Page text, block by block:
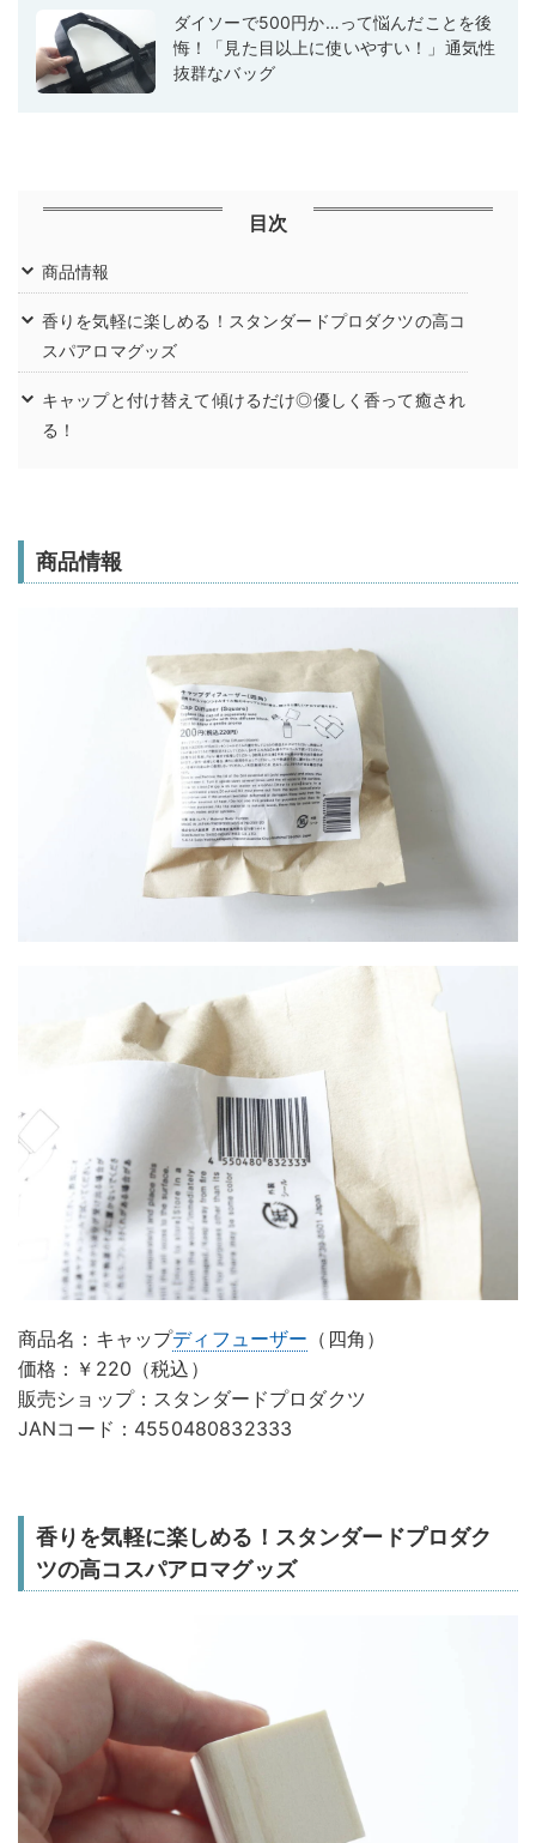
ダイソーで500円か…って悩んだことを後
悔！「見た目以上に使いやすい！」通気性
抜群なバッグ
目次
商品情報
香りを気軽に楽しめる！スタンダードプロダクツの高コ
スパアロマグッズ
キャップと付け替えて傾けるだけ◎優しく香って癒され
る！
商品情報
商品名：キャップディフューザー （四角）
価格：￥220（税込）
販売ショップ：スタンダードプロダクツ
JANコード：4550480832333
香りを気軽に楽しめる！スタンダードプロダク
ツの高コスパアロマグッズ